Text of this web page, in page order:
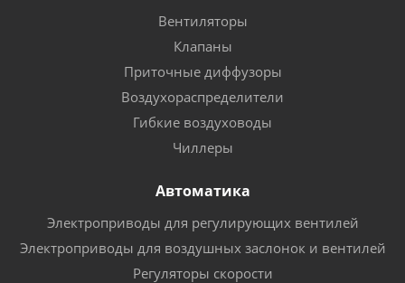
Вентиляторы
Клапаны
Приточные диффузоры
Воздухораспределители
Гибкие воздуховоды
Чиллеры
Автоматика
Электроприводы для регулирующих вентилей
Электроприводы для воздушных заслонок и вентилей
Регуляторы скорости